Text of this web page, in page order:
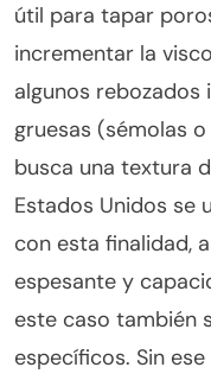
útil para tapar
incrementar la
algunos
gruesas (sémolas
busca una textura
Estados Unidos se
con esta finalidad,
espesante y
este caso también
específicos. Sin